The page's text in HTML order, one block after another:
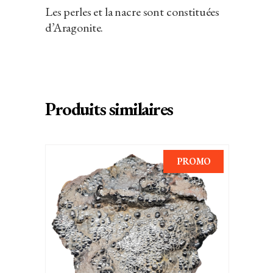
Les perles et la nacre sont constituées
d’Aragonite.
Produits similaires
PROMO
AJOUTER AU PANIER